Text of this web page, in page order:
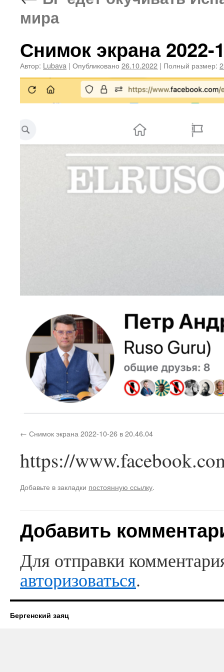
мира
Снимок экрана 2022-
Автор: Lubava | Опубликовано 26.10.2022 | Полный размер:
Снимок экрана 2022-10-26 в 20.46.04
https://
Добавьте в закладки постоянную ссылку.
Добавить
Для отправки
авторизоваться.
Бергенский заяц